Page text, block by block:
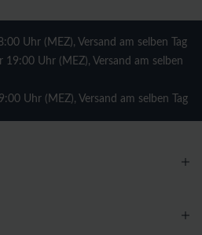
Uhr (MEZ), Versand am selben Tag
19:00 Uhr (MEZ), Versand am selben
Uhr (MEZ), Versand am selben Tag